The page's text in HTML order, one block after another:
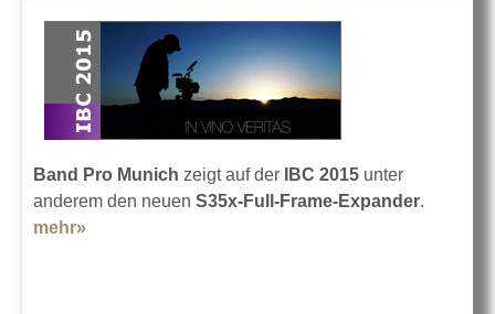
Band Pro Munich zeigt auf der IBC 2015 unter
anderem den neuen S35x-Full-Frame-Expander.
mehr»